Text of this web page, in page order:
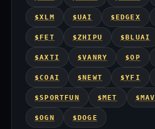
$XLM $UAI $EDGEX
$FET $ZHIPU $BLUAI
$AXTI $VANRY $OP
$COAI $NEWT $YFI
$SPORTFUN $MET $MAV
$OGN $DOGE